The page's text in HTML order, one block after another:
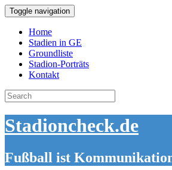
Toggle navigation
Home
Stadien in GE
Groundliste
Stadion-Porträts
Kontakt
Search
for:
Stadioncheck.de
Fußball ist